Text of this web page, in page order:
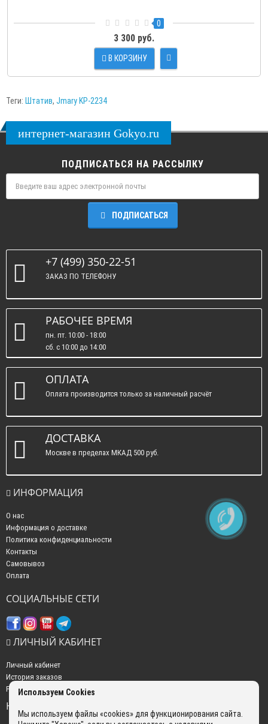
0
3 300 руб.
В КОРЗИНУ
Теги: Штатив, Jmary KP-2234
интернет-магазин Gokyo.ru
ПОДПИСАТЬСЯ НА РАССЫЛКУ
ПОДПИСАТЬСЯ
+7 (499) 350-22-51
ЗАКАЗ ПО ТЕЛЕФОНУ
РАБОЧЕЕ ВРЕМЯ
пн. пт. 10:00 - 18:00
сб. c 10:00 до 14:00
вс. : выходные.
ОПЛАТА
Оплата производится только за наличный расчёт
ДОСТАВКА
Москве в пределах МКАД 500 руб.
ИНФОРМАЦИЯ
О нас
Информация о доставке
Политика конфиденциальности
Контакты
Самовывоз
Оплата
СОЦИАЛЬНЫЕ СЕТИ
ЛИЧНЫЙ КАБИНЕТ
Личный кабинет
История заказов
Рассылка новостей
НАШИ КОНТАКТЫ
Используем Cookies
Мы используем файлы «cookies» для функционирования сайта.